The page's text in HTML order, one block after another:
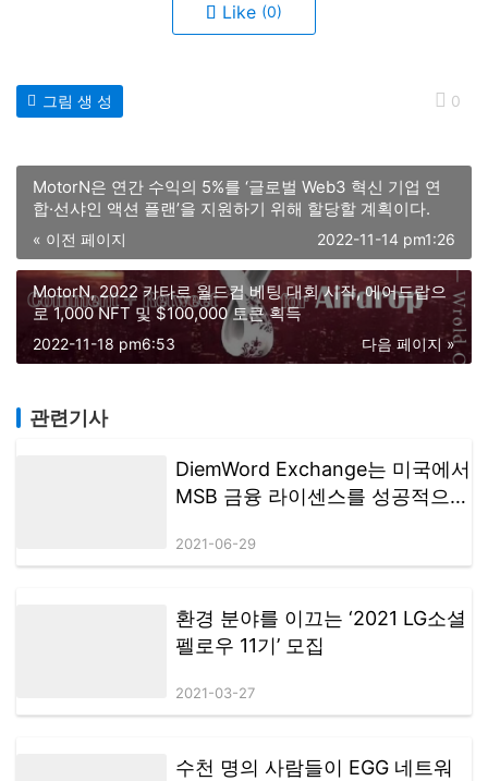
Like (0)
0
그림 생 성
MotorN은 연간 수익의 5%를 ‘글로벌 Web3 혁신 기업 연
합·선샤인 액션 플랜’을 지원하기 위해 할당할 계획이다.
« 이전 페이지 2022-11-14 pm1:26
MotorN, 2022 카타르 월드컵 베팅 대회 시작, 에어드랍으
로 1,000 NFT 및 $100,000 토큰 획득
다음 페이지 »
2022-11-18 pm6:53
관련기사
DiemWord Exchange는 미국에서
MSB 금융 라이센스를 성공적으로
벌 배포가 곧 시작됩니다.
2021-06-29
환경 분야를 이끄는 ‘2021 LG소셜
펠로우 11기’ 모집
2021-03-27
수천 명의 사람들이 EGG 네트워